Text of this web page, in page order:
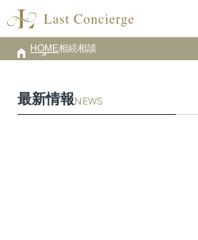
HOME相続相談
最新情報NEWS